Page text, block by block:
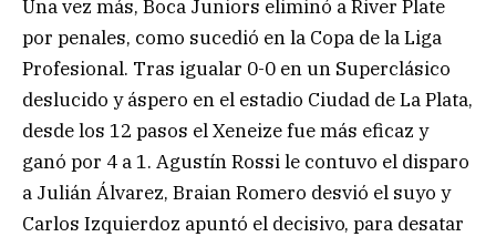
Una vez más, Boca Juniors eliminó a River Plate
por penales, como sucedió en la Copa de la Liga
Profesional. Tras igualar 0-0 en un Superclásico
deslucido y áspero en el estadio Ciudad de La Plata,
desde los 12 pasos el Xeneize fue más eficaz y
ganó por 4 a 1. Agustín Rossi le contuvo el disparo
a Julián Álvarez, Braian Romero desvió el suyo y
Carlos Izquierdoz apuntó el decisivo, para desatar